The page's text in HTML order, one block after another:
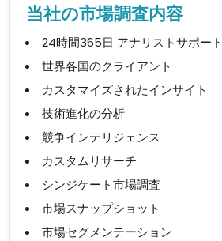
当社の市場調査内容
24時間365日 アナリストサポート
世界各国のクライアント
カスタマイズされたインサイト
技術進化の分析
競争インテリジェンス
カスタムリサーチ
シンジケート市場調査
市場スナップショット
市場セグメンテーション